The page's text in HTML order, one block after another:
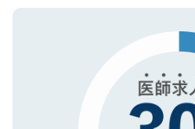
で、機密保持に関し
ので、まずはご登録